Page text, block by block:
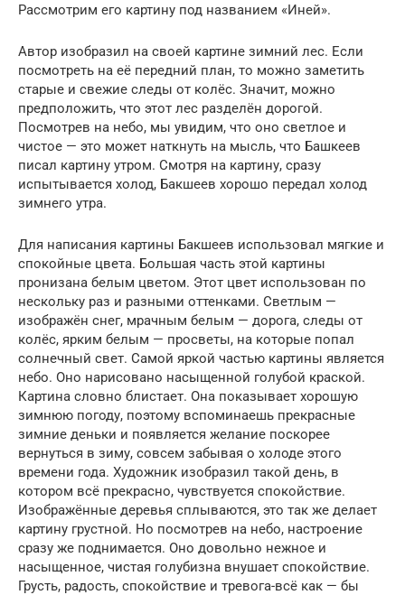
Рассмотрим его картину под названием «Иней».
Автор изобразил на своей картине зимний лес. Если
посмотреть на её передний план, то можно заметить
старые и свежие следы от колёс. Значит, можно
предположить, что этот лес разделён дорогой.
Посмотрев на небо, мы увидим, что оно светлое и
чистое — это может наткнуть на мысль, что Башкеев
писал картину утром. Смотря на картину, сразу
испытывается холод, Бакшеев хорошо передал холод
зимнего утра.
Для написания картины Бакшеев использовал мягкие и
спокойные цвета. Большая часть этой картины
пронизана белым цветом. Этот цвет использован по
нескольку раз и разными оттенками. Светлым —
изображён снег, мрачным белым — дорога, следы от
колёс, ярким белым — просветы, на которые попал
солнечный свет. Самой яркой частью картины является
небо. Оно нарисовано насыщенной голубой краской.
Картина словно блистает. Она показывает хорошую
зимнюю погоду, поэтому вспоминаешь прекрасные
зимние деньки и появляется желание поскорее
вернуться в зиму, совсем забывая о холоде этого
времени года. Художник изобразил такой день, в
котором всё прекрасно, чувствуется спокойствие.
Изображённые деревья сплываются, это так же делает
картину грустной. Но посмотрев на небо, настроение
сразу же поднимается. Оно довольно нежное и
насыщенное, чистая голубизна внушает спокойствие.
Грусть, радость, спокойствие и тревога-всё как — бы